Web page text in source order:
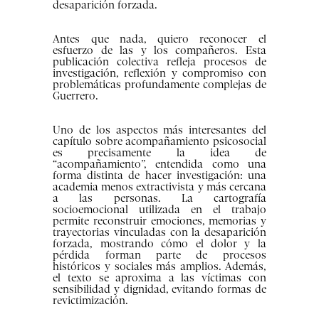
desaparición forzada.
Antes que nada, quiero reconocer el
esfuerzo de las y los compañeros. Esta
publicación colectiva refleja procesos de
investigación, reflexión y compromiso con
problemáticas profundamente complejas de
Guerrero.
Uno de los aspectos más interesantes del
capítulo sobre acompañamiento psicosocial
es precisamente la idea de
“acompañamiento”, entendida como una
forma distinta de hacer investigación: una
academia menos extractivista y más cercana
a las personas. La cartografía
socioemocional utilizada en el trabajo
permite reconstruir emociones, memorias y
trayectorias vinculadas con la desaparición
forzada, mostrando cómo el dolor y la
pérdida forman parte de procesos
históricos y sociales más amplios. Además,
el texto se aproxima a las víctimas con
sensibilidad y dignidad, evitando formas de
revictimización.